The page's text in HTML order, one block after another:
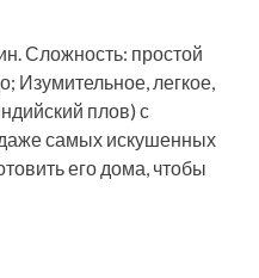
Сложность: простой
Изумительное, легкое,
плов) с
самых искушенных
его дома, чтобы